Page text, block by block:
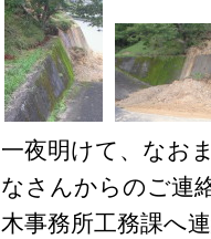
一夜明けて、なお
なさんからのご連
木事務所工務課へ